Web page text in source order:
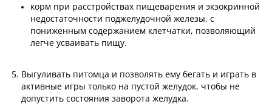
корм при расстройствах пищеварения и экзокринной
недостаточности поджелудочной железы, с
пониженным содержанием клетчатки, позволяющий
легче усваивать пищу.
Выгуливать питомца и позволять ему бегать и играть в
активные игры только на пустой желудок, чтобы не
допустить состояния заворота желудка.